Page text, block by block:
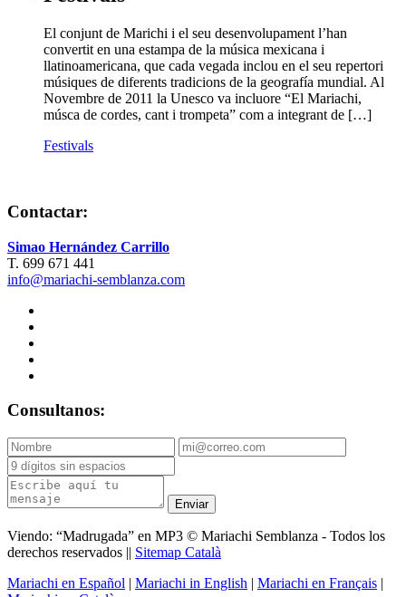
El conjunt de Marichi i el seu desenvolupament l’han
convertit en una estampa de la música mexicana i
llatinoamericana, que cada vegada inclou en el seu repertori
músiques de diferents tradicions de la geografía mundial. Al
Novembre de 2011 la Unesco va incluore “El Mariachi,
músca de cordes, cant i trompeta” com a integrant de […]
Festivals
Contactar:
Simao Hernández Carrillo
T. 699 671 441
info@mariachi-semblanza.com
Consultanos:
Enviar
Viendo: “Madrugada” en MP3 © Mariachi Semblanza - Todos los
derechos reservados || Sitemap Català
Mariachi en Español | Mariachi in English | Mariachi en Français |